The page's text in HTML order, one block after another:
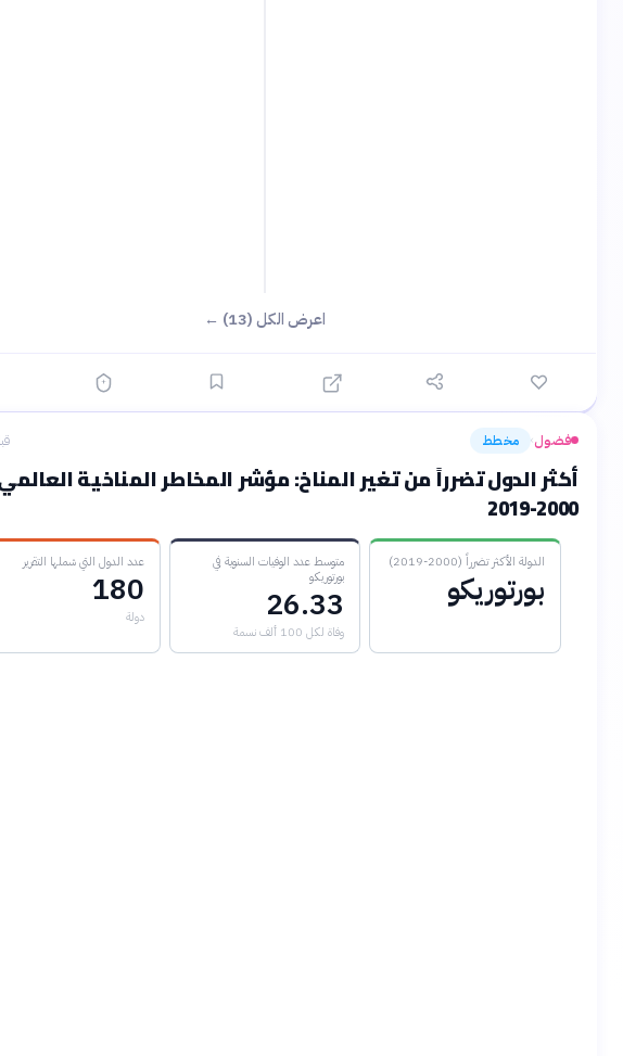
اعرض الكل (13) ←
فضول› مخطط قبل
أكثر الدول تضرراً من تغير المناخ: مؤشر المخاطر المناخية
2000-2019
الدولة الأكثر تضرراً (2000-2019)
بورتوريكو
متوسط عدد الوفيات السنوية في
بورتوريكو
26.33
وفاة لكل 100 ألف نسمة
عدد الدول التي شملها التقرير
180
دولة